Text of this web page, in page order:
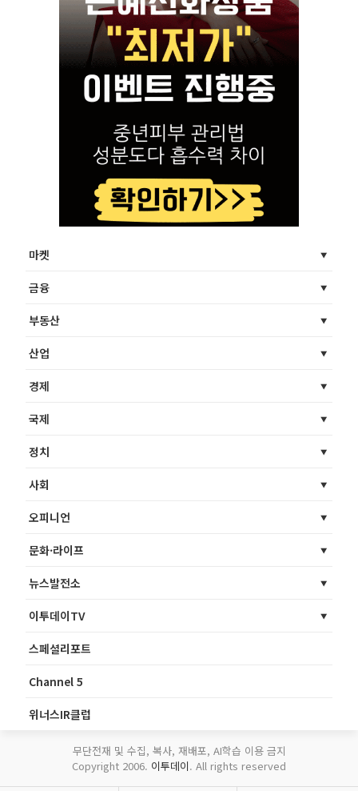
마켓
금융
부동산
산업
경제
국제
정치
사회
오피니언
문화·라이프
뉴스발전소
이투데이TV
스페셜리포트
Channel 5
위너스IR클럽
무단전재 및 수집, 복사, 재배포, AI학습 이용 금지
Copyright 2006. 이투데이. All rights reserved